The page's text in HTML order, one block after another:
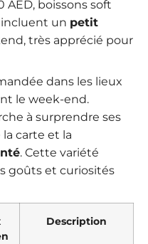
AED, boissons soft
incluent un petit
très apprécié pour
dans les lieux
le week-end.
à surprendre ses
carte et la
. Cette variété
goûts et curiosités
Description